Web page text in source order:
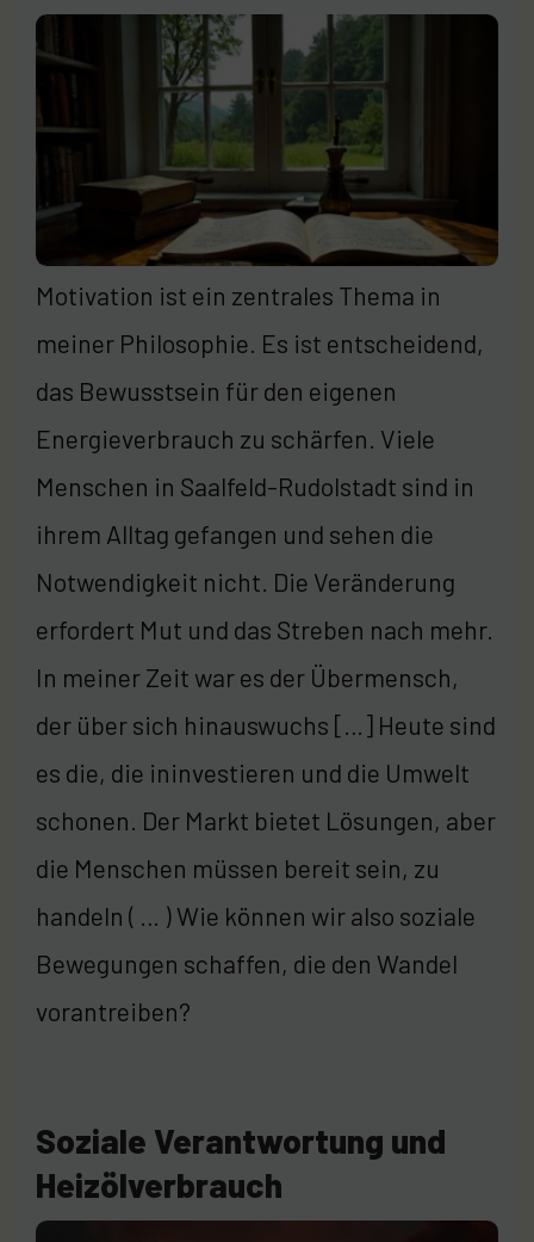
Motivation ist ein zentrales Thema in
meiner Philosophie. Es ist entscheidend,
das Bewusstsein für den eigenen
Energieverbrauch zu schärfen. Viele
Menschen in Saalfeld-Rudolstadt sind in
ihrem Alltag gefangen und sehen die
Notwendigkeit nicht. Die Veränderung
erfordert Mut und das Streben nach mehr.
In meiner Zeit war es der Übermensch,
der über sich hinauswuchs […] Heute sind
es die, die ininvestieren und die Umwelt
schonen. Der Markt bietet Lösungen, aber
die Menschen müssen bereit sein, zu
handeln ( … ) Wie können wir also soziale
Bewegungen schaffen, die den Wandel
vorantreiben?
Soziale Verantwortung und
Heizölverbrauch